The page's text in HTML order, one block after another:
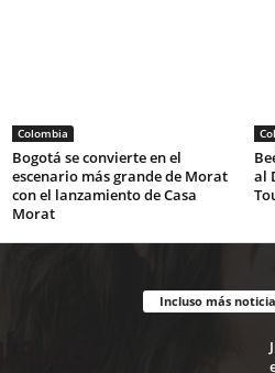
Colombia
Bogotá se convierte en el
escenario más grande de Morat
con el lanzamiento de Casa
Morat
al
Incluso más